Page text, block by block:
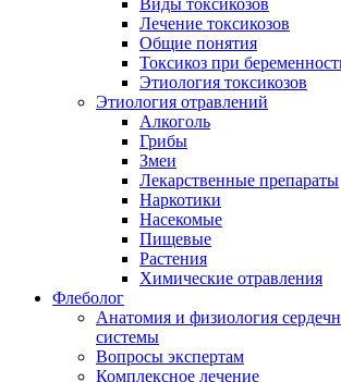
Виды токсикозов
Лечение токсикозов
Общие понятия
Токсикоз при
Этиология токсикозов
Этиология отравлений
Алкоголь
Грибы
Змеи
Лекарственные препараты
Наркотики
Насекомые
Пищевые
Растения
Химические отравления
Флеболог
Анатомия и физиология
системы
Вопросы экспертам
Комплексное лечение